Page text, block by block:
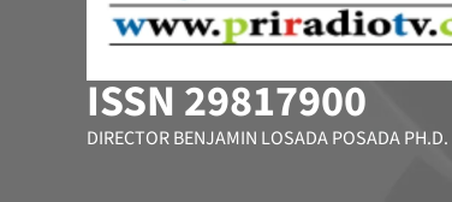
ISSN 29817900
DIRECTOR BENJAMIN LOSADA POSADA PH.D.